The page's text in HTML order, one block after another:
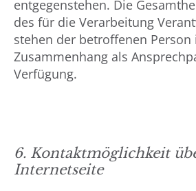
entgegenstehen. Die
des für die Verarbeitung
stehen der betroffenen Person
Zusammenhang als
Verfügung.
6. Kontaktmöglichkeit
Internetseite